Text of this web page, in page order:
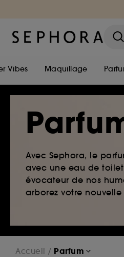
Vibes Maquillage
Avec Sephora, le
avec une eau de
évocateur de nos
arborez votre nouvelle
Accueil Parfum